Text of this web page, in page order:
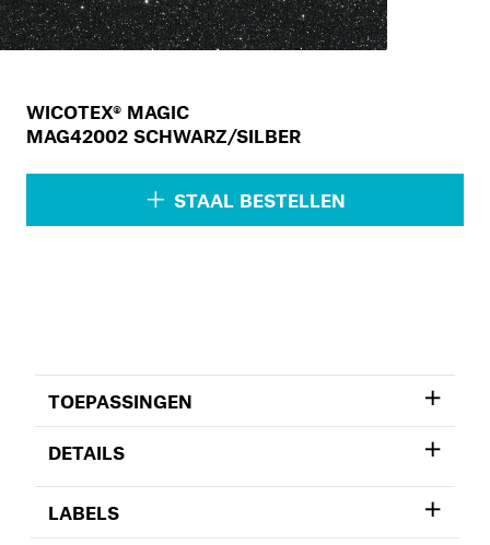
WICOTEX® MAGIC
MAG42002 SCHWARZ/SILBER
STAAL BESTELLEN
TOEPASSINGEN
DETAILS
LABELS